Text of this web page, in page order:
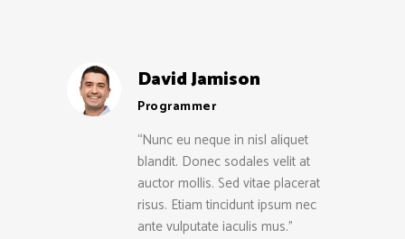
David Jamison
Programmer
“Nunc eu neque in nisl aliquet
blandit. Donec sodales velit at
auctor mollis. Sed vitae placerat
risus. Etiam tincidunt ipsum nec
ante vulputate iaculis mus.”